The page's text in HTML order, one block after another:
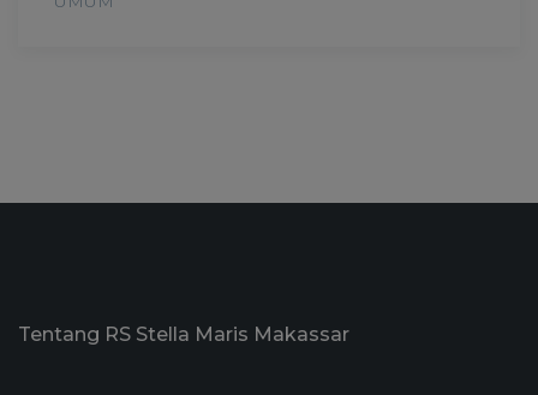
Tentang RS Stella Maris Makassar